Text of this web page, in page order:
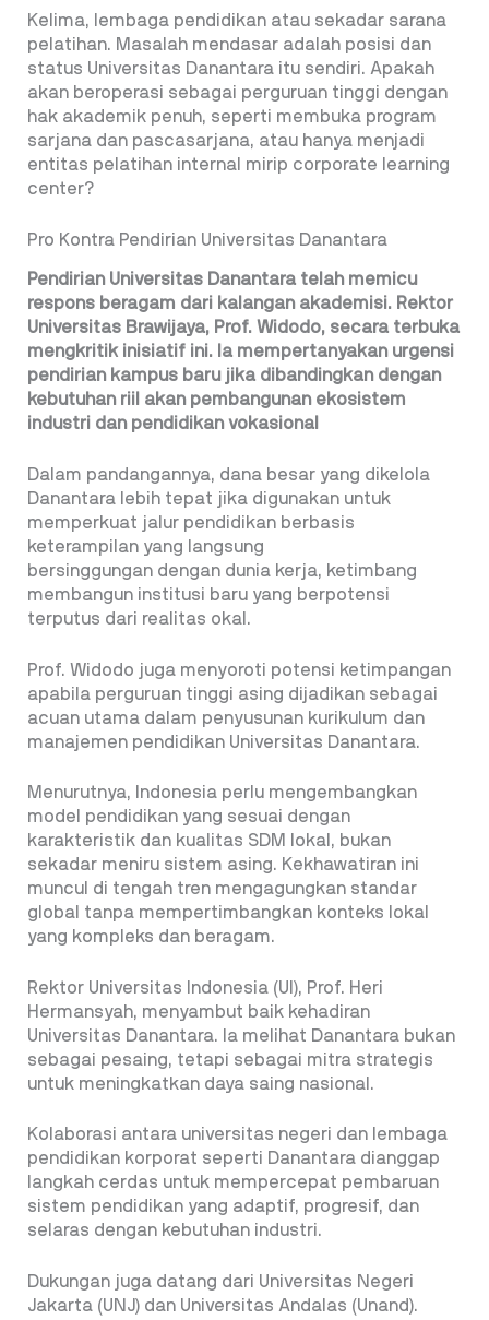
Kelima, lembaga pendidikan atau sekadar sarana
pelatihan. Masalah mendasar adalah posisi dan
status Universitas Danantara itu sendiri. Apakah
akan beroperasi sebagai perguruan tinggi dengan
hak akademik penuh, seperti membuka program
sarjana dan pascasarjana, atau hanya menjadi
entitas pelatihan internal mirip corporate learning
center?
Pro Kontra Pendirian Universitas Danantara
Pendirian Universitas Danantara telah memicu
respons beragam dari kalangan akademisi. Rektor
Universitas Brawijaya, Prof. Widodo, secara terbuka
mengkritik inisiatif ini. Ia mempertanyakan urgensi
pendirian kampus baru jika dibandingkan dengan
kebutuhan riil akan pembangunan ekosistem
industri dan pendidikan vokasional
Dalam pandangannya, dana besar yang dikelola
Danantara lebih tepat jika digunakan untuk
memperkuat jalur pendidikan berbasis
keterampilan yang langsung
bersinggungan dengan dunia kerja, ketimbang
membangun institusi baru yang berpotensi
terputus dari realitas okal.
Prof. Widodo juga menyoroti potensi ketimpangan
apabila perguruan tinggi asing dijadikan sebagai
acuan utama dalam penyusunan kurikulum dan
manajemen pendidikan Universitas Danantara.
Menurutnya, Indonesia perlu mengembangkan
model pendidikan yang sesuai dengan
karakteristik dan kualitas SDM lokal, bukan
sekadar meniru sistem asing. Kekhawatiran ini
muncul di tengah tren mengagungkan standar
global tanpa mempertimbangkan konteks lokal
yang kompleks dan beragam.
Rektor Universitas Indonesia (UI), Prof. Heri
Hermansyah, menyambut baik kehadiran
Universitas Danantara. Ia melihat Danantara bukan
sebagai pesaing, tetapi sebagai mitra strategis
untuk meningkatkan daya saing nasional.
Kolaborasi antara universitas negeri dan lembaga
pendidikan korporat seperti Danantara dianggap
langkah cerdas untuk mempercepat pembaruan
sistem pendidikan yang adaptif, progresif, dan
selaras dengan kebutuhan industri.
Dukungan juga datang dari Universitas Negeri
Jakarta (UNJ) dan Universitas Andalas (Unand).